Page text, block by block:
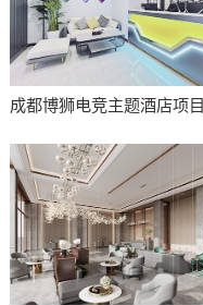
成都博狮电竞主题酒店项目